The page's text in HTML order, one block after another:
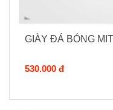
GIÀY ĐÁ BÓNG
530.000 đ